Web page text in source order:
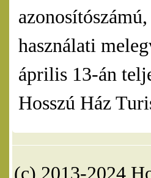
használati
április 13-án
Hosszú Ház
(c) 2013-2024